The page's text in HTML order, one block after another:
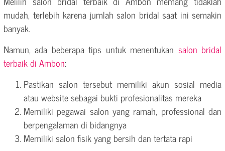
mudah, terlebih karena jumlah salon bridal saat ini semakin
banyak.
Namun, ada beberapa tips untuk menentukan salon bridal
terbaik di Ambon:
Pastikan salon tersebut memiliki akun sosial media
atau website sebagai bukti profesionalitas mereka
Memiliki pegawai salon yang ramah, professional dan
berpengalaman di bidangnya
Memiliki salon fisik yang bersih dan tertata rapi